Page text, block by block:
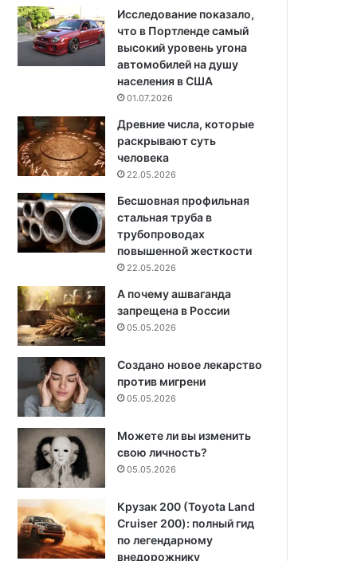
Исследование показало,
что в Портленде самый
высокий уровень угона
автомобилей на душу
населения в США
01.07.2026
Древние числа, которые
раскрывают суть
человека
22.05.2026
Бесшовная профильная
стальная труба в
трубопроводах
повышенной жесткости
22.05.2026
А почему ашваганда
запрещена в России
05.05.2026
Создано новое лекарство
против мигрени
05.05.2026
Можете ли вы изменить
свою личность?
05.05.2026
Крузак 200 (Toyota Land
Cruiser 200): полный гид
по легендарному
внедорожнику